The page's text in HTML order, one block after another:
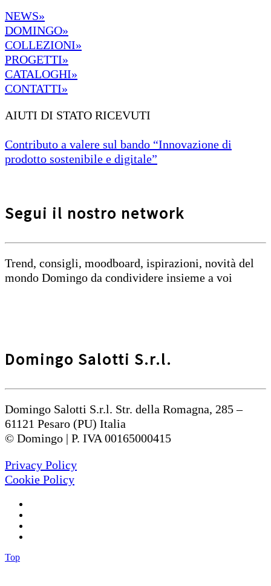
NEWS»
DOMINGO»
COLLEZIONI»
PROGETTI»
CATALOGHI»
CONTATTI»
AIUTI DI STATO RICEVUTI
Contributo a valere sul bando “Innovazione di
prodotto sostenibile e digitale”
Segui il nostro network
Trend, consigli, moodboard, ispirazioni, novità del
mondo Domingo da condividere insieme a voi
Domingo Salotti S.r.l.
Domingo Salotti S.r.l. Str. della Romagna, 285 –
61121 Pesaro (PU) Italia
© Domingo | P. IVA 00165000415
Privacy Policy
Cookie Policy
Top